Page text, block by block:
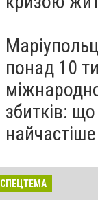
понад 10
збитків:
найчастіше
СПЕЦТЕМА